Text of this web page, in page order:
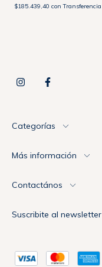
$185.439,40 con Transferencia
Categorías
Más información
Contactános
Suscribite al newsletter